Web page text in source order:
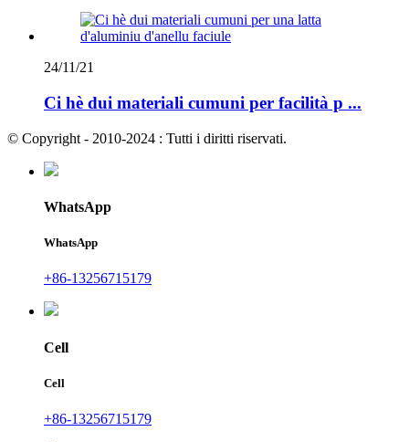
24/11/21
Ci hè dui materiali cumuni per facilità p ...
© Copyright - 2010-2024 : Tutti i diritti riservati.
WhatsApp
WhatsApp
+86-13256715179
Cell
Cell
+86-13256715179